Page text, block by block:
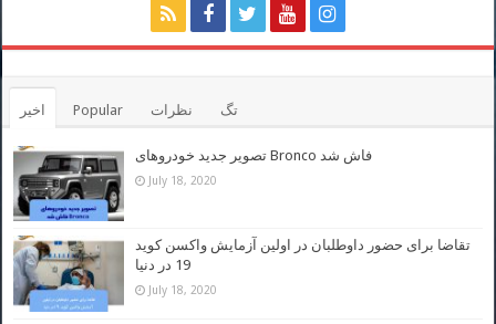
اخیر Popular نظرات تگ
تصویر جدید خودروهای Bronco فاش شد
July 18, 2020
تقاضا برای حضور داوطلبان در اولین آزمایش واکسن کوید
19 در دنیا
July 18, 2020